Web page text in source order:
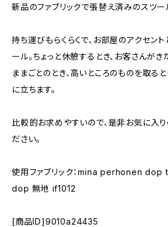
新品のファブリックで張替え済みのスツー
持ち運びもらくらくで、お部屋のアクセン
ール。ちょっと休憩するとき、お客さんがき
ままごとのとき、高いところのものを取ると
に立ちます。
比較的お求めやすいので、是非お気に入
ださい。
使用ファブリック：mina perhonen
dop 無地 if1012
[商品ID]9010a24435